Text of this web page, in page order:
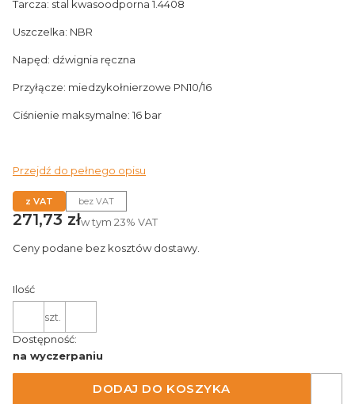
Tarcza: stal kwasoodporna 1.4408
Uszczelka: NBR
Napęd: dźwignia ręczna
Przyłącze: miedzykołnierzowe PN10/16
Ciśnienie maksymalne: 16 bar
Przejdź do pełnego opisu
z VAT bez VAT
Cena
271,73 złw tym 23% VAT
Ceny podane bez kosztów dostawy.
Ilość
szt.
Dostępność:
na wyczerpaniu
DODAJ DO KOSZYKA